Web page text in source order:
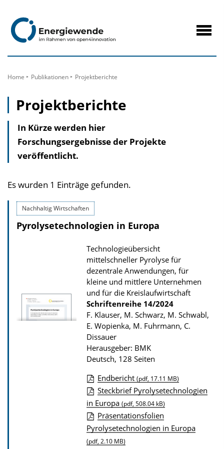
Home Publikationen Projektberichte
Projektberichte
In Kürze werden hier
Forschungsergebnisse der Projekte
veröffentlicht.
Es wurden 1 Einträge gefunden.
Nachhaltig Wirtschaften
Pyrolysetechnologien in Europa
Technologieübersicht
mittelschneller Pyrolyse für
dezentrale Anwendungen, für
kleine und mittlere Unternehmen
und für die Kreislaufwirtschaft
Schriftenreihe 14/2024
F. Klauser, M. Schwarz, M. Schwabl,
E. Wopienka, M. Fuhrmann, C.
Dissauer
Herausgeber: BMK
Deutsch, 128 Seiten
D
o
w
n
l
Endbericht (pdf, 17.11 MB)
Steckbrief Pyrolysetechnologien
in Europa (pdf, 508.04 kB)
Präsentationsfolien
Pyrolysetechnologien in Europa
(pdf, 2.10 MB)